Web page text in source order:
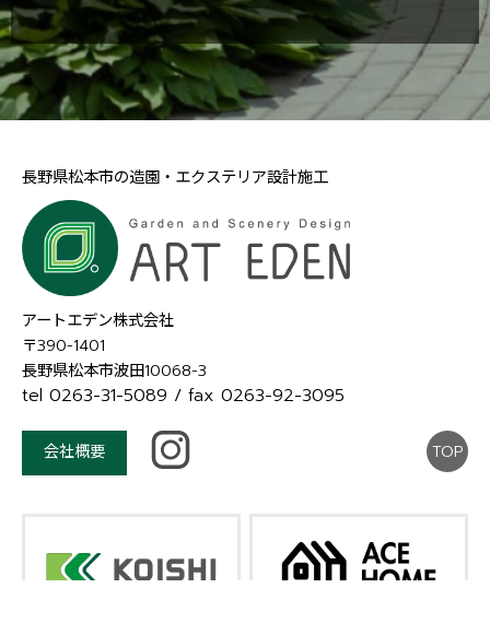
長野県松本市の造園・エクステリア設計施工
アートエデン株式会社
〒390-1401
長野県松本市波田10068-3
tel 0263-31-5089 / fax 0263-92-3095
会社概要 TOP